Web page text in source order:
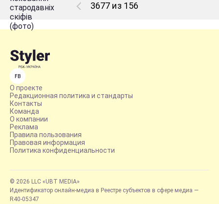
3677 из 156
FB
О проекте
Редакционная политика и стандарты
Контакты
Команда
О компании
Реклама
Правила пользования
Правовая информация
Политика конфиденциальности
© 2026 LLC «UBT MEDIA»
Идентификатор онлайн-медиа в Реестре субъектов в сфере медиа —
R40-05347